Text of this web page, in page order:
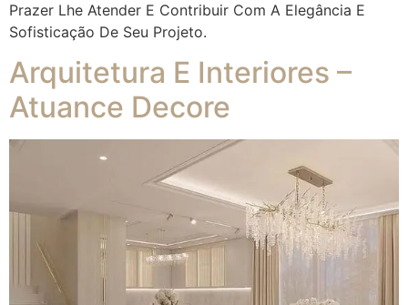
Prazer Lhe Atender E Contribuir Com A Elegância E
Sofisticação De Seu Projeto.
Arquitetura E Interiores –
Atuance Decore